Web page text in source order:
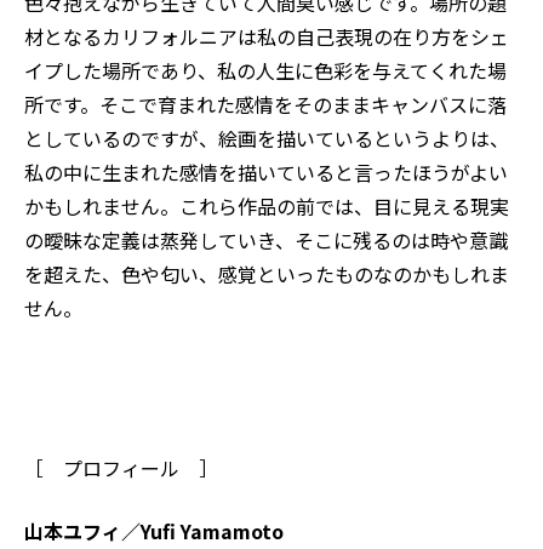
材となるカリフォルニアは私の自己表現の在り方をシェ
イプした場所であり、私の人生に色彩を与えてくれた場
所です。そこで育まれた感情をそのままキャンバスに落
としているのですが、絵画を描いているというよりは、
私の中に生まれた感情を描いていると言ったほうがよい
かもしれません。これら作品の前では、目に見える現実
の曖昧な定義は蒸発していき、そこに残るのは時や意識
を超えた、色や匂い、感覚といったものなのかもしれま
せん。
［ プロフィール ］
山本ユフィ／Yufi Yamamoto